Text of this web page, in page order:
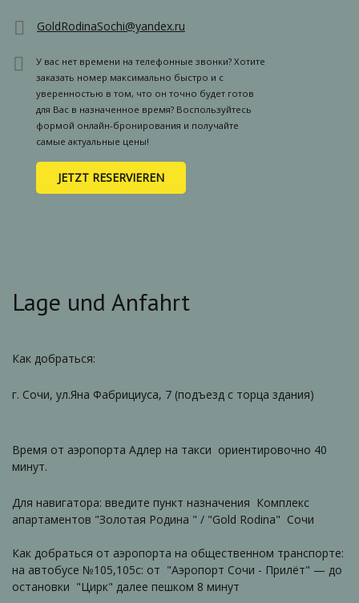
GoldRodinaSochi@yandex.ru
У вас нет времени на телефонные звонки? Хотите
заказать номер максимально быстро и с
уверенностью в том, что он точно будет готов
для Вас в назначенное время? Воспользуйтесь
формой онлайн-бронирования и получайте
самые актуальные цены!
JETZT RESERVIEREN
Lage und Anfahrt
Как добраться:
г. Сочи, ул.Яна Фабрициуса, 7 (подъезд с торца здания)
Время от аэропорта Адлер на такси ориентировочно 40
минут.
Для навигатора: введите пункт назначения Комплекс
апартаментов "Золотая Родина " / "Gold Rodina" Сочи
Как добраться от аэропорта на общественном транспорте:
на автобусе №105,105с: от "Аэропорт Сочи - Прилёт" — до
остановки "Цирк" далее пешком 8 минут